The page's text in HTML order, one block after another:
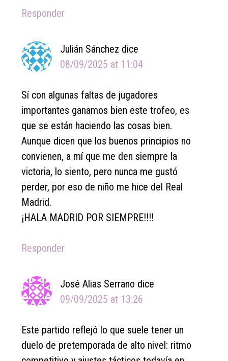
Responder
Julián Sánchez dice
08/09/2025 at 11:04
Sí con algunas faltas de jugadores
importantes ganamos bien este trofeo, es
que se están haciendo las cosas bien.
Aunque dicen que los buenos principios no
convienen, a mí que me den siempre la
victoria, lo siento, pero nunca me gustó
perder, por eso de niño me hice del Real
Madrid.
¡HALA MADRID POR SIEMPRE!!!!
Responder
José Alias Serrano dice
09/09/2025 at 13:26
Este partido reflejó lo que suele tener un
duelo de pretemporada de alto nivel: ritmo